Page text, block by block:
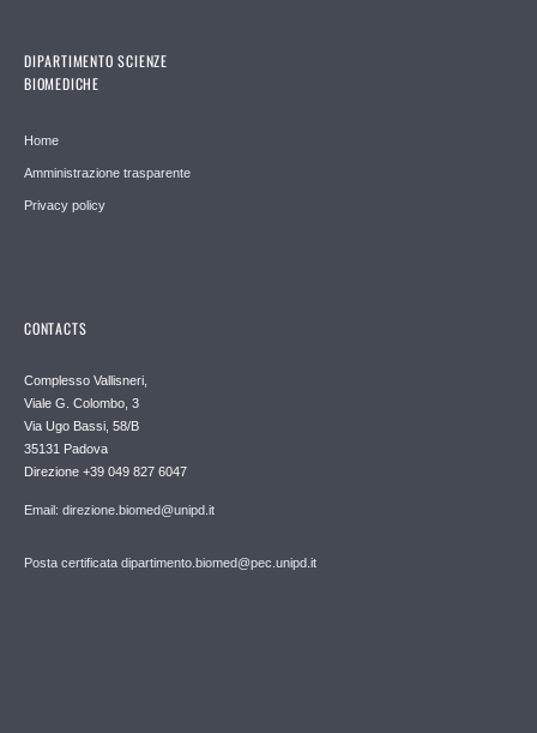
DIPARTIMENTO SCIENZE
BIOMEDICHE
Home
Amministrazione trasparente
Privacy policy
CONTACTS
Complesso Vallisneri,
Viale G. Colombo, 3
Via Ugo Bassi, 58/B
35131 Padova
Direzione +39 049 827 6047
Email: direzione.biomed@unipd.it
Posta certificata dipartimento.biomed@pec.unipd.it